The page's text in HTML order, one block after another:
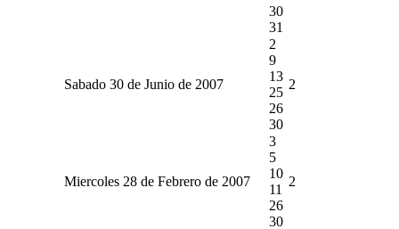
30
31
Sabado 30 de Junio de 2007
2
9
13
25
26
30
2
Miercoles 28 de Febrero de 2007
3
5
10
11
26
30
2